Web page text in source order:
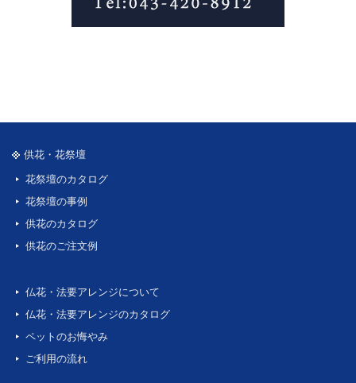
供花・花祭壇
花祭壇のカタログ
花祭壇の事例
供花のカタログ
供花のご注文例
仏花・法要アレンジについて
仏花・法要アレンジのカタログ
ペットのお悔やみ
ご利用の流れ